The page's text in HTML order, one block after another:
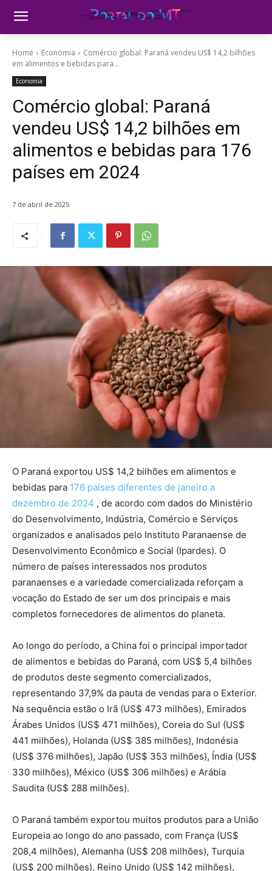
Home Economia
Comércio global: Paraná vendeu US$ 14,2 bilhões
em alimentos e bebidas para...
Economia
Comércio global: Paraná
vendeu US$ 14,2 bilhões em
alimentos e bebidas para 176
países em 2024
7 de abril de 2025
O Paraná exportou US$ 14,2 bilhões em alimentos e
bebidas para 176 países diferentes de janeiro a
dezembro de 2024 , de acordo com dados do Ministério
do Desenvolvimento, Indústria, Comércio e Serviços
organizados e analisados pelo Instituto Paranaense de
Desenvolvimento Econômico e Social (Ipardes). O
número de países interessados nos produtos
paranaenses e a variedade comercializada reforçam a
vocação do Estado de ser um dos principais e mais
completos fornecedores de alimentos do planeta.
Ao longo do período, a China foi o principal importador
de alimentos e bebidas do Paraná, com US$ 5,4 bilhões
de produtos deste segmento comercializados,
representando 37,9% da pauta de vendas para o Exterior.
Na sequência estão o Irã (US$ 473 milhões), Emirados
Árabes Unidos (US$ 471 milhões), Coreia do Sul (US$
441 milhões), Holanda (US$ 385 milhões), Indonésia
(US$ 376 milhões), Japão (US$ 353 milhões), Índia (US$
330 milhões), México (US$ 306 milhões) e Arábia
Saudita (US$ 288 milhões).
O Paraná também exportou muitos produtos para a União
Europeia ao longo do ano passado, com França (US$
208,4 milhões), Alemanha (US$ 208 milhões), Turquia
(US$ 200 milhões), Reino Unido (US$ 142 milhões),